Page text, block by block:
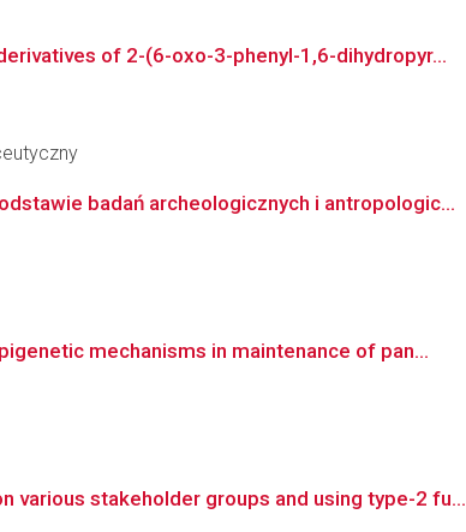
of 2-(6-oxo-3-phenyl-1,6-dihydropyr...
badań archeologicznych i antropologic...
mechanisms in maintenance of pan...
stakeholder groups and using type-2 fu...